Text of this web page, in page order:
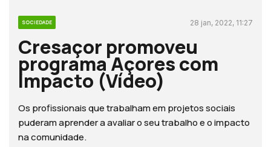
SOCIEDADE 28 jan, 2022, 11:27
Cresaçor promoveu
programa Açores com
Impacto (Vídeo)
Os profissionais que trabalham em projetos sociais
puderam aprender a avaliar o seu trabalho e o impacto
na comunidade.